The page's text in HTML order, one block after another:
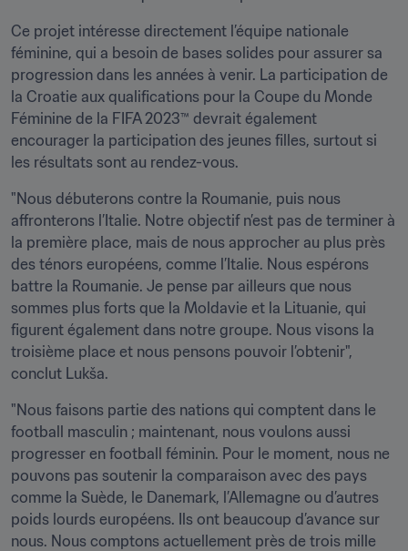
Ce projet intéresse directement l’équipe nationale
féminine, qui a besoin de bases solides pour assurer sa
progression dans les années à venir. La participation de
la Croatie aux qualifications pour la Coupe du Monde
Féminine de la FIFA 2023™ devrait également
encourager la participation des jeunes filles, surtout si
les résultats sont au rendez-vous.
"Nous débuterons contre la Roumanie, puis nous
affronterons l’Italie. Notre objectif n’est pas de terminer à
la première place, mais de nous approcher au plus près
des ténors européens, comme l’Italie. Nous espérons
battre la Roumanie. Je pense par ailleurs que nous
sommes plus forts que la Moldavie et la Lituanie, qui
figurent également dans notre groupe. Nous visons la
troisième place et nous pensons pouvoir l’obtenir",
conclut Lukša.
"Nous faisons partie des nations qui comptent dans le
football masculin ; maintenant, nous voulons aussi
progresser en football féminin. Pour le moment, nous ne
pouvons pas soutenir la comparaison avec des pays
comme la Suède, le Danemark, l’Allemagne ou d’autres
poids lourds européens. Ils ont beaucoup d’avance sur
nous. Nous comptons actuellement près de trois mille